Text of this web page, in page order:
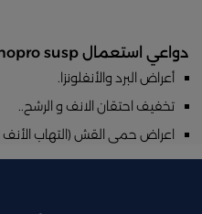
دواعي استعمال rhinopro susp
أعراض البرد والأنفلونزا.
تخفيف احتقان الانف و الرشح..
اعراض حمى القش (التهاب